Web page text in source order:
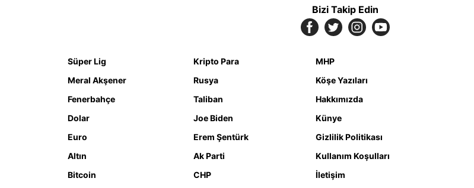
Bizi Takip Edin
Süper Lig
Meral Akşener
Fenerbahçe
Dolar
Euro
Altın
Bitcoin
Kripto Para
Rusya
Taliban
Joe Biden
Erem Şentürk
Ak Parti
CHP
MHP
Köşe Yazıları
Hakkımızda
Künye
Gizlilik Politikası
Kullanım Koşulları
İletişim